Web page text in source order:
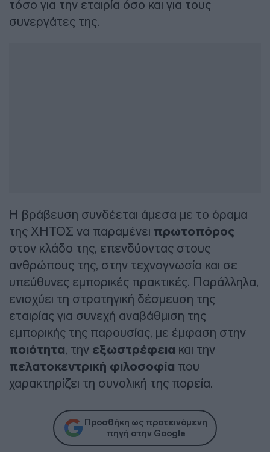
τόσο για την εταιρία όσο και για τους
συνεργάτες της.
Η βράβευση συνδέεται άμεσα με το όραμα
της ΧΗΤΟΣ να παραμένει πρωτοπόρος
στον κλάδο της, επενδύοντας στους
ανθρώπους της, στην τεχνογνωσία και σε
υπεύθυνες εμπορικές πρακτικές. Παράλληλα,
ενισχύει τη στρατηγική δέσμευση της
εταιρίας για συνεχή αναβάθμιση της
εμπορικής της παρουσίας, με έμφαση στην
ποιότητα, την εξωστρέφεια και την
πελατοκεντρική φιλοσοφία που
χαρακτηρίζει τη συνολική της πορεία.
Προσθήκη ως προτεινόμενη
πηγή στην Google